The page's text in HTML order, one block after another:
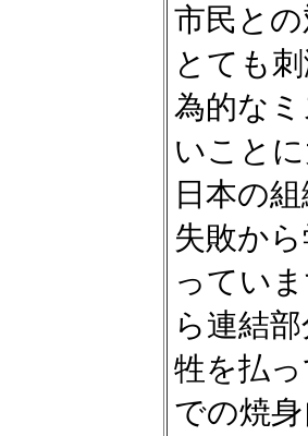
市民と
とても
為的な
いこと
日本の
失敗か
ってい
ら連結
牲を払
での焼